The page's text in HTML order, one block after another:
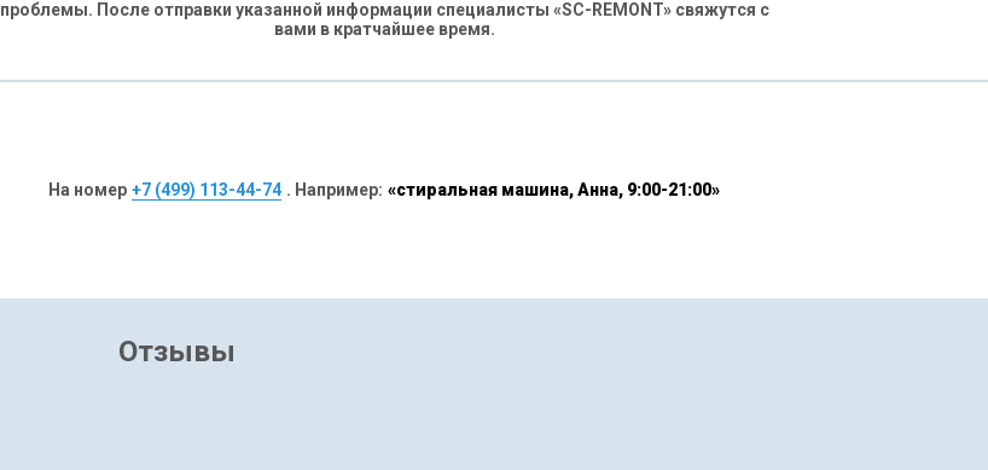
проблемы. После отправки указанной информации специалисты «SC-REMONT» свяжутся с
вами в кратчайшее время.
На номер +7 (499) 113-44-74 . Например: «стиральная машина, Анна, 9:00-21:00»
Отзывы